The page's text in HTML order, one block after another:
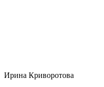
Ирина Криворотова